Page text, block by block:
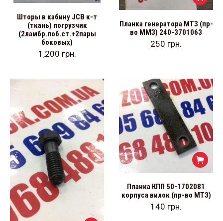
Шторы в кабину JCB к-т
(ткань) погрузчик
(2ламбр.лоб.ст.+2пары
боковых)
1,200 грн.
Планка генератора МТЗ (пр-
во ММЗ) 240-3701063
250 грн.
Планка КПП 50-1702081
корпуса вилок (пр-во МТЗ)
140 грн.